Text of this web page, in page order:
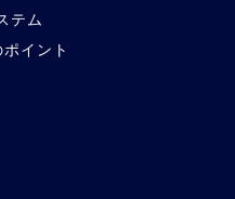
テム
イント